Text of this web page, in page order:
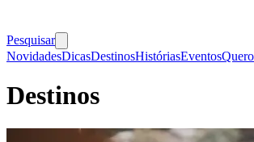
Pesquisar
NovidadesDicasDestinosHistóriasEventos
Destinos